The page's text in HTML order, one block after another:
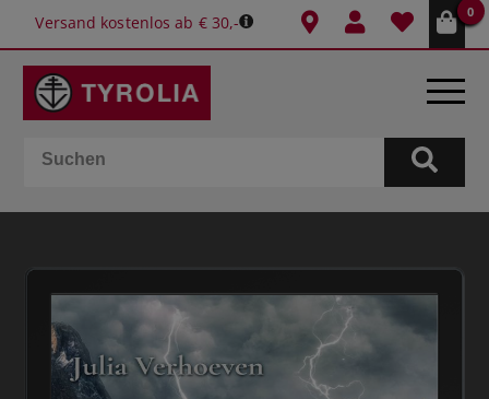
Versand kostenlos ab € 30,-
0
BÜCHER
SPIELE
KALENDER